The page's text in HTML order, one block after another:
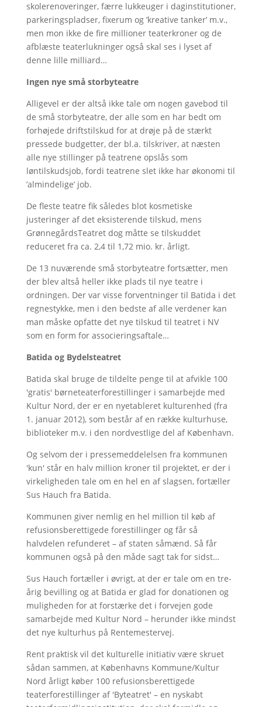
skolerenoveringer, færre lukkeuger i daginstitutioner,
parkeringspladser, fixerum og ’kreative tanker’ m.v.,
men mon ikke de fire millioner teaterkroner og de
afblæste teaterlukninger også skal ses i lyset af
denne lille milliard…
Ingen nye små storbyteatre
Alligevel er der altså ikke tale om nogen gavebod til
de små storbyteatre, der alle som en har bedt om
forhøjede driftstilskud for at drøje på de stærkt
pressede budgetter, der bl.a. tilskriver, at næsten
alle nye stillinger på teatrene opslås som
løntilskudsjob, fordi teatrene slet ikke har økonomi til
’almindelige’ job.
De fleste teatre fik således blot kosmetiske
justeringer af det eksisterende tilskud, mens
GrønnegårdsTeatret dog måtte se tilskuddet
reduceret fra ca. 2,4 til 1,72 mio. kr. årligt.
De 13 nuværende små storbyteatre fortsætter, men
der blev altså heller ikke plads til nye teatre i
ordningen. Der var visse forventninger til Batida i det
regnestykke, men i den bedste af alle verdener kan
man måske opfatte det nye tilskud til teatret i NV
som en form for associeringsaftale…
Batida og Bydelsteatret
Batida skal bruge de tildelte penge til at afvikle 100
'gratis' børneteaterforestillinger i samarbejde med
Kultur Nord, der er en nyetableret kulturenhed (fra
1. januar 2012), som består af en række kulturhuse,
biblioteker m.v. i den nordvestlige del af København.
Og selvom der i pressemeddelelsen fra kommunen
'kun' står en halv million kroner til projektet, er der i
virkeligheden tale om en hel en af slagsen, fortæller
Sus Hauch fra Batida.
Kommunen giver nemlig en hel million til køb af
refusionsberettigede forestillinger og får så
halvdelen refunderet – af staten såmænd. Så får
kommunen også på den måde sagt tak for sidst…
Sus Hauch fortæller i øvrigt, at der er tale om en tre-
årig bevilling og at Batida er glad for donationen og
muligheden for at forstærke det i forvejen gode
samarbejde med Kultur Nord – herunder ikke mindst
det nye kulturhus på Rentemestervej.
Rent praktisk vil det kulturelle initiativ være skruet
sådan sammen, at Københavns Kommune/Kultur
Nord årligt køber 100 refusionsberettigede
teaterforestillinger af 'Byteatret' – en nyskabt